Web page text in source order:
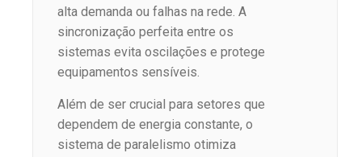
alta demanda ou falhas na rede. A
sincronização perfeita entre os
sistemas evita oscilações e protege
equipamentos sensíveis.
Além de ser crucial para setores que
dependem de energia constante, o
sistema de paralelismo otimiza